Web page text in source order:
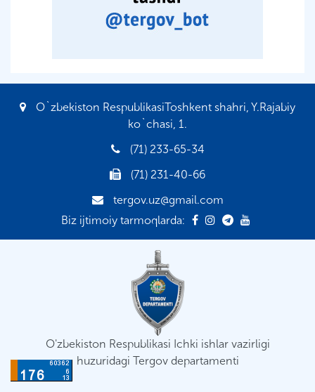
O`zbekiston RespublikasiToshkent shahri, Y.Rajabiy
ko`chasi, 1.
(71) 233-65-34
(71) 231-40-66
tergov.uz@gmail.com
Biz ijtimoiy tarmoqlarda:
O'zbekiston Respublikasi Ichki ishlar vazirligi
huzuridagi Tergov departamenti